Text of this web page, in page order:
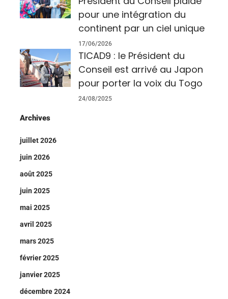
pour une intégration du
continent par un ciel unique
17/06/2026
TICAD9 : le Président du
Conseil est arrivé au Japon
pour porter la voix du Togo
24/08/2025
Archives
juillet 2026
juin 2026
août 2025
juin 2025
mai 2025
avril 2025
mars 2025
février 2025
janvier 2025
décembre 2024